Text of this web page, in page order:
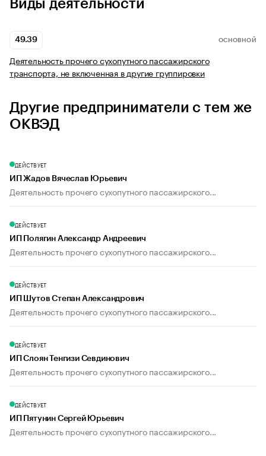
Виды деятельности
49.39 ОСНОВНОЙ
Деятельность прочего сухопутного пассажирского
транспорта, не включенная в другие группировки
Другие предприниматели с тем же
ОКВЭД
ДЕЙСТВУЕТ
ИП Жадов Вячеслав Юрьевич
Деятельность прочего сухопутного пассажирского...
ДЕЙСТВУЕТ
ИП Полягин Александр Андреевич
Деятельность прочего сухопутного пассажирского...
ДЕЙСТВУЕТ
ИП Шутов Степан Александрович
Деятельность прочего сухопутного пассажирского...
ДЕЙСТВУЕТ
ИП Слоян Тенгизи Севдинович
Деятельность прочего сухопутного пассажирского...
ДЕЙСТВУЕТ
ИП Пятунин Сергей Юрьевич
Деятельность прочего сухопутного пассажирского...